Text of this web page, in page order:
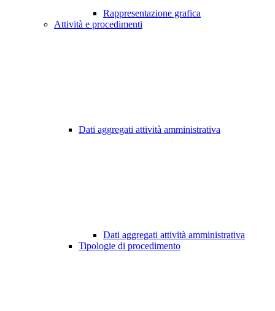
Rappresentazione grafica
Attività e procedimenti
Dati aggregati attività amministrativa
Dati aggregati attività amministrativa
Tipologie di procedimento